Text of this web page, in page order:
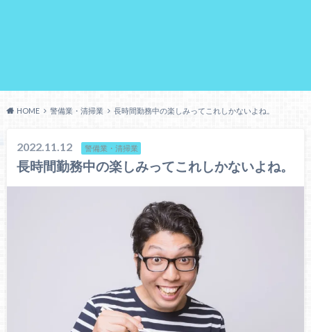
HOME 警備業・清掃業 長時間勤務中の楽しみってこれしかないよね。
2022.11.12 警備業・清掃業
長時間勤務中の楽しみってこれしかないよね。